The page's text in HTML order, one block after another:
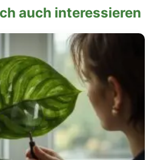
auch interessieren